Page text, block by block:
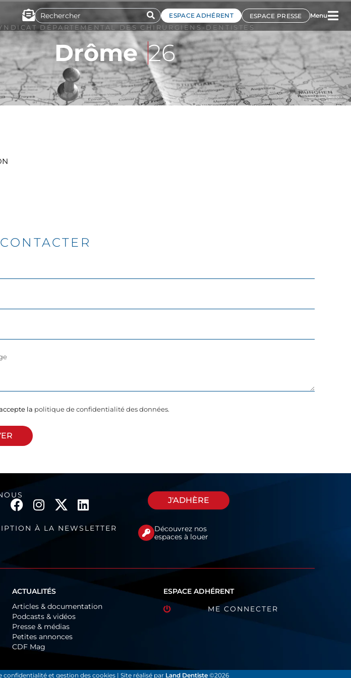
ESPACE ADHÉRENT ESPACE PRESSE Menu
DÉPARTEMENTAL DES CHIRURGIENS-DENTISTES
Drôme 26
la politique de confidentialité des données.
À LA NEWSLETTER
J'ADHÈRE
Découvrez nos
espaces à louer
ACTUALITÉS
Articles & documentation
Podcasts & vidéos
Presse & médias
Petites annonces
CDF Mag
ESPACE ADHÉRENT
ME CONNECTER
confidentialité et gestion des cookies| Site réalisé par Land Dentiste©2026